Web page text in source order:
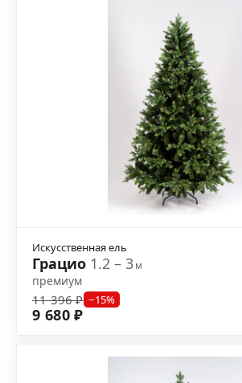
Искусственная ель
Грацио 1.2 – 3м
премиум
11 396 ₽ −15%
9 680 ₽